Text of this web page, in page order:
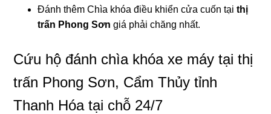
Đánh thêm Chìa khóa điều khiển cửa cuốn tạithị
trấn Phong Sơngiá phải chăng nhất.
Cứu hộ đánh chìa khóa xe máy tại thị
trấn Phong Sơn, Cẩm Thủy tỉnh
Thanh Hóa tại chỗ 24/7